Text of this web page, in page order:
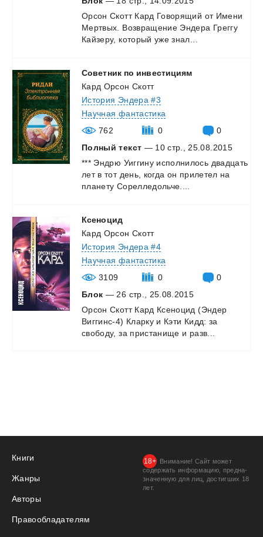
Орсон Скотт Кард Говорящий от Имени
Мертвых.
Возвращение Эндера Греггу
Кайзеру, который уже знал...
Советник по инвестициям
Кард Орсон Скотт
История Эндера #3
Научная фантастика
762
0
0
Полный текст — 10 стр., 25.08.2015
*** Эндрю Уиггину исполнилось двадцать
лет в тот день, когда он прилетел на
планету Сорелледольче....
Ксеноцид
Кард Орсон Скотт
История Эндера #4
Научная фантастика
3109
0
0
Блок — 26 стр., 25.08.2015
Орсон Скотт Кард Ксеноцид (Эндер
Виггинс-4) Кларку и Кэти Кидд: за
свободу, за пристанище и разв...
Книги
Жанры
Авторы
Правообладателям
Внимание! Сайт может
содержать информацию, предна­
значенную для лиц, дости­гших 18
лет.